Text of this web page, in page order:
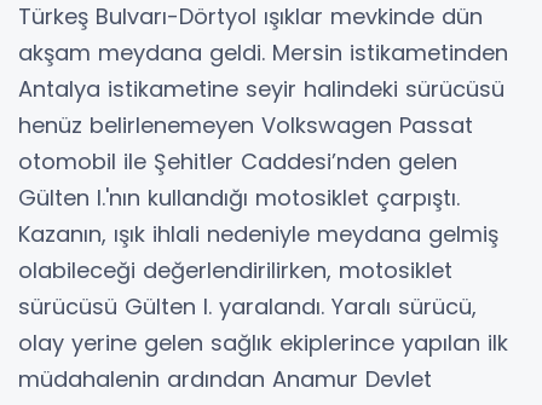
Türkeş Bulvarı-Dörtyol ışıklar mevkinde dün
akşam meydana geldi. Mersin istikametinden
Antalya istikametine seyir halindeki sürücüsü
henüz belirlenemeyen Volkswagen Passat
otomobil ile Şehitler Caddesi’nden gelen
Gülten I.'nın kullandığı motosiklet çarpıştı.
Kazanın, ışık ihlali nedeniyle meydana gelmiş
olabileceği değerlendirilirken, motosiklet
sürücüsü Gülten I. yaralandı. Yaralı sürücü,
olay yerine gelen sağlık ekiplerince yapılan ilk
müdahalenin ardından Anamur Devlet